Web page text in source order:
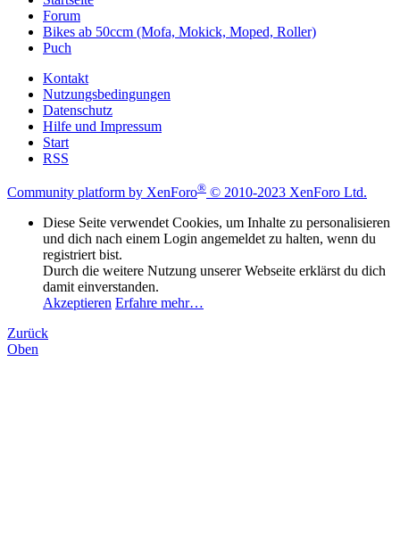
Forum
Bikes ab 50ccm (Mofa, Mokick, Moped, Roller)
Puch
Kontakt
Nutzungsbedingungen
Datenschutz
Hilfe und Impressum
Start
RSS
Community platform by XenForo® © 2010-2023 XenForo Ltd.
Diese Seite verwendet Cookies, um Inhalte zu personalisieren
und dich nach einem Login angemeldet zu halten, wenn du
registriert bist.
Durch die weitere Nutzung unserer Webseite erklärst du dich
damit einverstanden.
Akzeptieren Erfahre mehr…
Zurück
Oben